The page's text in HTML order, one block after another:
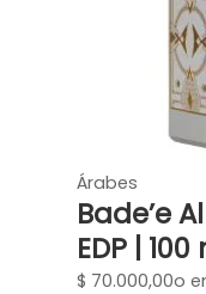
Árabes
Bade’e
EDP |
$ 70.000,00o